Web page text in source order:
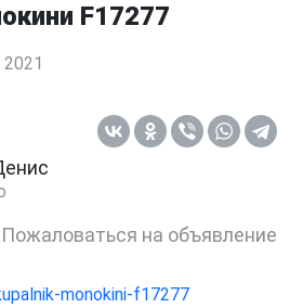
F17277
Пожаловаться на объявление
monokini-f17277